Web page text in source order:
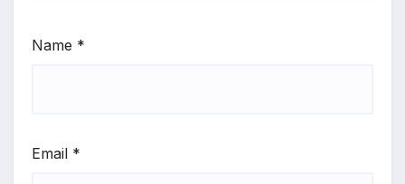
Name *
Email *